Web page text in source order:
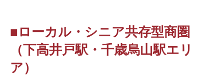
■ローカル・シニア共存型商圏
（下高井戸駅・千歳烏山駅エリ
ア）